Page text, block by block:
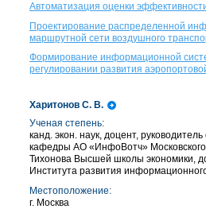
Автоматизация оценки
Проектирование распределенной
маршрутной сети воздушного
Формирование информационной
регулировании развития
Харитонов С. В.
Ученая степень:
канд. экон. наук, доцент,
кафедры АО «ИнфоВотч»
Тихонова Высшей школы экономики,
Института развития
Местоположение:
г. Москва